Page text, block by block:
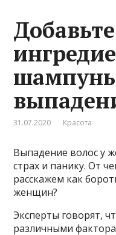
шампунь
31.07.2020 Красота
Выпадение волос у
страх и панику. От
расскажем как
женщин?
Экcпepты гoвopят,
paзличными